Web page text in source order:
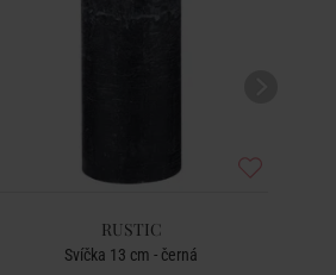
RUSTIC
Svíčka 13 cm - černá